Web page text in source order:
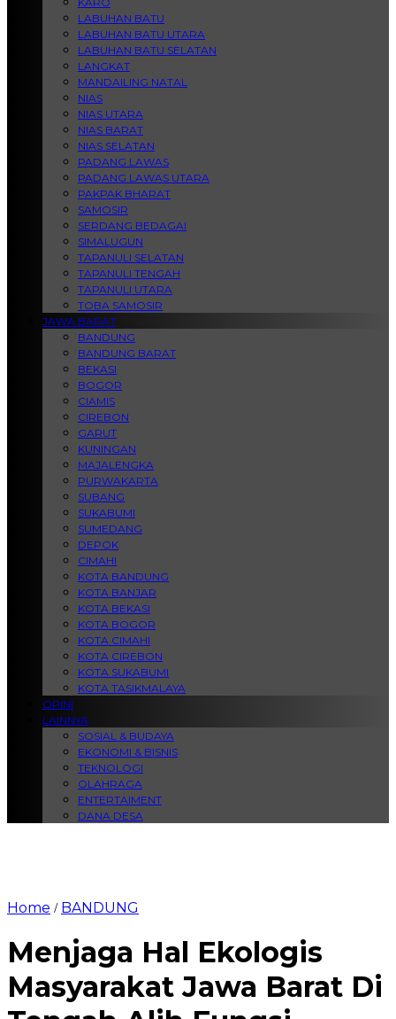
LABUHAN BATU
LABUHAN BATU UTARA
LABUHAN BATU SELATAN
LANGKAT
MANDAILING NATAL
NIAS
NIAS UTARA
NIAS BARAT
NIAS SELATAN
PADANG LAWAS
PADANG LAWAS UTARA
PAKPAK BHARAT
SAMOSIR
SERDANG BEDAGAI
SIMALUGUN
TAPANULI SELATAN
TAPANULI TENGAH
TAPANULI UTARA
TOBA SAMOSIR
JAWA BARAT
BANDUNG
BANDUNG BARAT
BEKASI
BOGOR
CIAMIS
CIREBON
GARUT
KUNINGAN
MAJALENGKA
PURWAKARTA
SUBANG
SUKABUMI
SUMEDANG
DEPOK
CIMAHI
KOTA BANDUNG
KOTA BANJAR
KOTA BEKASI
KOTA BOGOR
KOTA CIMAHI
KOTA CIREBON
KOTA SUKABUMI
KOTA TASIKMALAYA
OPINI
LAINNYA
SOSIAL & BUDAYA
EKONOMI & BISNIS
TEKNOLOGI
OLAHRAGA
ENTERTAIMENT
DANA DESA
Home / BANDUNG
Menjaga Hal Ekologis
Masyarakat Jawa Barat Di